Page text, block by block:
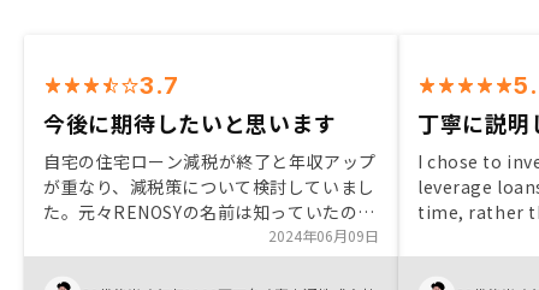
3.7
今後に期待したいと思います
自宅の住宅ローン減税が終了と年収アップ
が重なり、減税策について検討していまし
た。元々RENOSYの名前は知っていたの
で、Amazonギフトカード特典もあり、一
度話を聞いてみようと思いました。 面談
2024年06月09日
丁寧に説明
I chose to
leverage
time, rather
my